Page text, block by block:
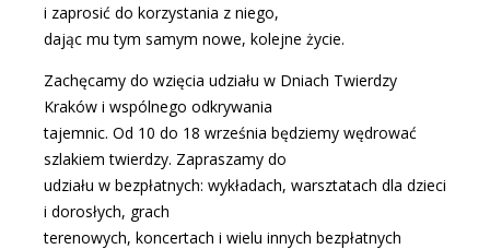
i zaprosić do korzystania z niego,
dając mu tym samym nowe, kolejne życie.
Zachęcamy do wzięcia udziału w Dniach Twierdzy
Kraków i wspólnego odkrywania
tajemnic. Od 10 do 18 września będziemy wędrować
szlakiem twierdzy. Zapraszamy do
udziału w bezpłatnych: wykładach, warsztatach dla dzieci
i dorosłych, grach
terenowych, koncertach i wielu innych bezpłatnych